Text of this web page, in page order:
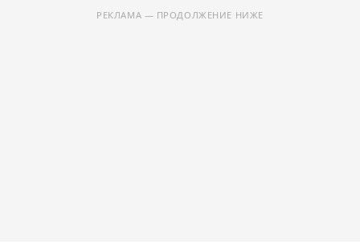
РЕКЛАМА — ПРОДОЛЖЕНИЕ НИЖЕ